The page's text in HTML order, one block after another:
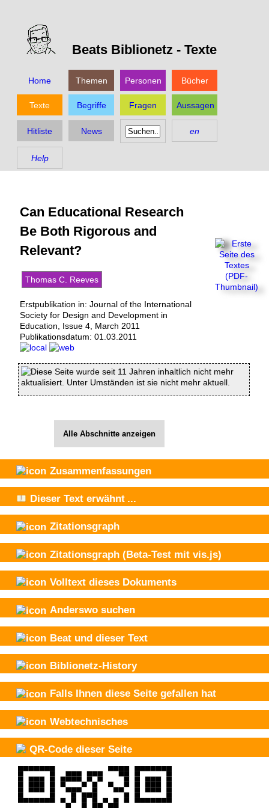
Beats Biblionetz - Texte
Home Themen Personen Bücher
Texte Begriffe Fragen Aussagen
Hitliste News en
Help
Can Educational Research
Be Both Rigorous and
Relevant?
Thomas C. Reeves
Erstpublikation in: Journal of the International
Society for Design and Development in
Education, Issue 4, March 2011
Publikationsdatum: 01.03.2011
Diese Seite wurde seit 11 Jahren inhaltlich nicht mehr
aktualisiert. Unter Umständen ist sie nicht mehr aktuell.
Alle Abschnitte anzeigen
Zusammenfassungen
Dieser Text erwähnt ...
Zitationsgraph
Zitationsgraph (Beta-Test mit vis.js)
Volltext dieses Dokuments
Anderswo suchen
Beat und dieser Text
Biblionetz-History
Falls Ihnen diese Seite gefallen hat
Webtechnisches
QR-Code dieser Seite